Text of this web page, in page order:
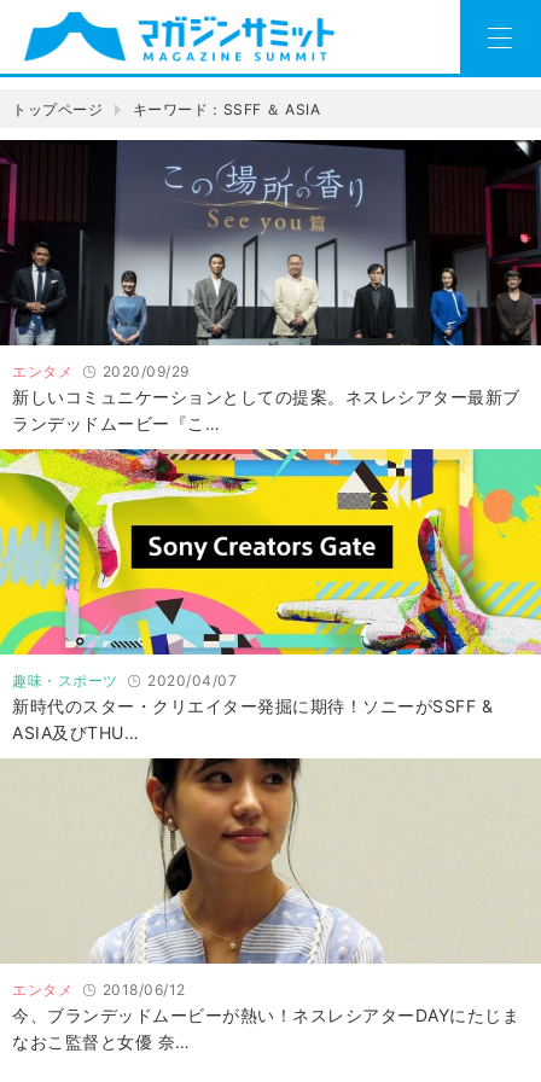
トップページ キーワード：SSFF ＆ ASIA
エンタメ 2020/09/29
新しいコミュニケーションとしての提案。ネスレシアター最新ブ
ランデッドムービー『こ…
趣味・スポーツ 2020/04/07
新時代のスター・クリエイター発掘に期待！ソニーがSSFF &
ASIA及びTHU…
エンタメ 2018/06/12
今、ブランデッドムービーが熱い！ネスレシアターDAYにたじま
なおこ監督と女優 奈…